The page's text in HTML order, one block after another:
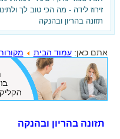
זירוז לידה - מה הכי טוב לך
תזונה בהריון ובהנקה
אתם כאן:עמוד הבית
תזונה בהריון ובהנקה